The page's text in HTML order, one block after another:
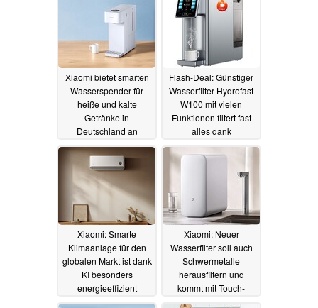
Xiaomi bietet smarten
Wasserspender für
heiße und kalte
Getränke in
Deutschland an
28.09.2025
Flash-Deal: Günstiger
Wasserfilter Hydrofast
W100 mit vielen
Funktionen filtert fast
alles dank
Umkehrosmose
28.07.2025
Xiaomi: Smarte
Klimaanlage für den
globalen Markt ist dank
KI besonders
energieeffizient
14.07.2025
Xiaomi: Neuer
Wasserfilter soll auch
Schwermetalle
herausfiltern und
kommt mit Touch-
Bedienung09.07.2025